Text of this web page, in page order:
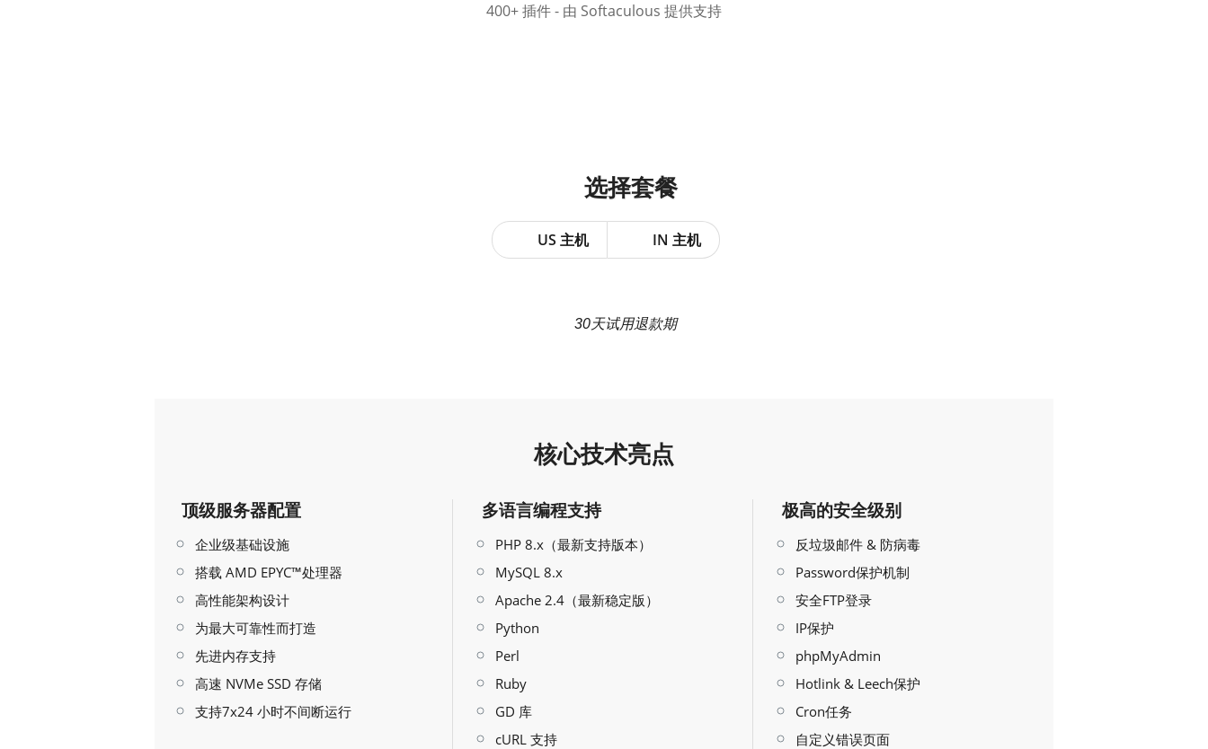
400+ 插件 - 由 Softaculous 提供支持
选择套餐
US 主机 IN 主机
30天试用退款期
核心技术亮点
顶级服务器配置
企业级基础设施
搭载 AMD EPYC™处理器
高性能架构设计
为最大可靠性而打造
先进内存支持
高速 NVMe SSD 存储
支持7x24 小时不间断运行
多语言编程支持
PHP 8.x（最新支持版本）
MySQL 8.x
Apache 2.4（最新稳定版）
Python
Perl
Ruby
GD 库
cURL 支持
极高的安全级别
反垃圾邮件 & 防病毒
Password保护机制
安全FTP登录
IP保护
phpMyAdmin
Hotlink & Leech保护
Cron任务
自定义错误页面